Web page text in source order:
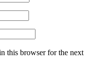
this browser for the next